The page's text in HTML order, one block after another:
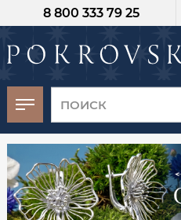
8 800 333 79 25
-30%
от 15 дней с
момента оплаты